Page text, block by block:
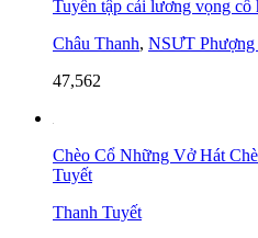
Tuyển tập cải lương vọng cổ
Châu Thanh, NSƯT Phượng
47,562
Chèo Cổ Những Vở Hát
Tuyết
Thanh Tuyết